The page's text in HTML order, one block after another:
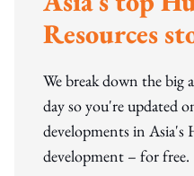
Resources
We break down the big
day so you're updated
developments in Asia's
development – for free.